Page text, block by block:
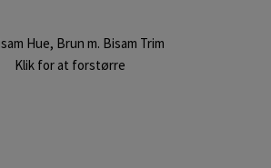
Klik for at forstørre